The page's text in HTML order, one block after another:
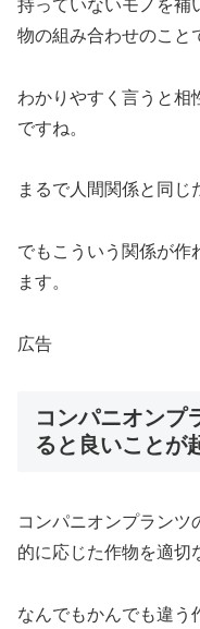
持っていないモノを補
物の組み合わせのこと
わかりやすく言うと相
ですね。
まるで人間関係と同じ
でもこういう関係が作
ます。
広告
コンパニオンプ
ると良いことが
コンパニオンプランツ
的に応じた作物を適切
なんでもかんでも違う